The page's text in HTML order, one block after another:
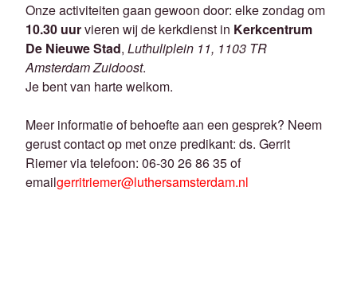
Onze activiteiten gaan gewoon door: elke zondag om
10.30 uurvieren wij de kerkdienst in Kerkcentrum
De Nieuwe Stad, Luthuliplein 11, 1103 TR
Amsterdam Zuidoost.
Je bent van harte welkom.
Meer informatie of behoefte aan een gesprek? Neem
gerust contact op met onze predikant: ds. Gerrit
Riemer via telefoon: 06-30 26 86 35 of
emailgerritriemer@luthersamsterdam.nl